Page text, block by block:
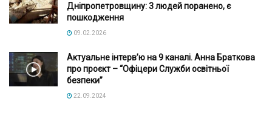
Дніпропетровщину: 3 людей поранено, є
пошкодження
09.02.2026
Актуальне інтервʼю на 9 каналі. Анна Браткова
про проєкт – “Офіцери Служби освітньої
безпеки”
22.09.2024